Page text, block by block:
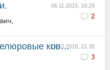
06.11.2015, 16:29
2
13.10.2015, 21:35
3
коврики на Мохава